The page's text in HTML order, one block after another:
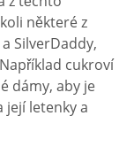
některé z
SilverDaddy,
cukroví
dámy, aby je
její letenky a